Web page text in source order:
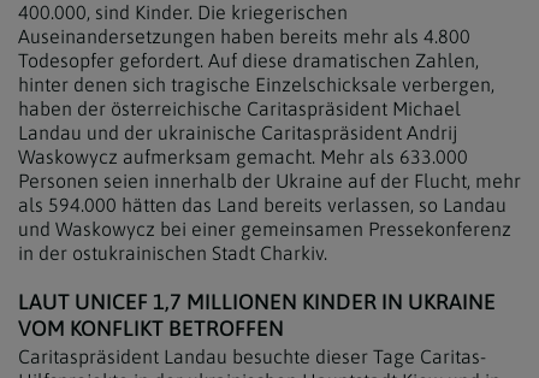
400.000, sind Kinder. Die kriegerischen
Auseinandersetzungen haben bereits mehr als 4.800
Todesopfer gefordert. Auf diese dramatischen Zahlen,
hinter denen sich tragische Einzelschicksale verbergen,
haben der österreichische Caritaspräsident Michael
Landau und der ukrainische Caritaspräsident Andrij
Waskowycz aufmerksam gemacht. Mehr als 633.000
Personen seien innerhalb der Ukraine auf der Flucht, mehr
als 594.000 hätten das Land bereits verlassen, so Landau
und Waskowycz bei einer gemeinsamen Pressekonferenz
in der ostukrainischen Stadt Charkiv.
LAUT UNICEF 1,7 MILLIONEN KINDER IN UKRAINE
VOM KONFLIKT BETROFFEN
Caritaspräsident Landau besuchte dieser Tage Caritas-